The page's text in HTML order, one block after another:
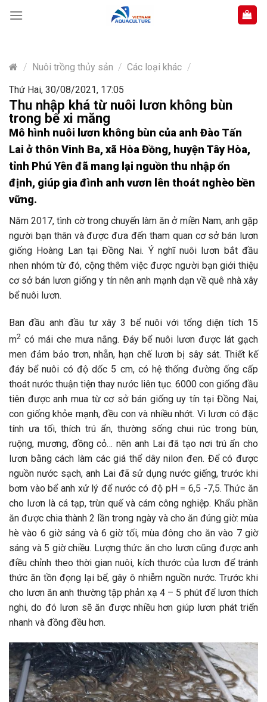
content
/ Nuôi trồng thủy sản / Các loại khác /
Thứ Hai, 30/08/2021, 17:05
Thu nhập khá từ nuôi lươn không bùn
trong bể xi măng
Mô hình nuôi lươn không bùn của anh Đào Tấn
Lai ở thôn Vinh Ba, xã Hòa Đồng, huyện Tây Hòa,
tỉnh Phú Yên đã mang lại nguồn thu nhập ổn
định, giúp gia đình anh vươn lên thoát nghèo bền
vững.
Năm 2017, tình cờ trong chuyến làm ăn ở miền Nam, anh gặp
người bạn thân và được đưa đến tham quan cơ sở bán lươn
giống Hoàng Lan tại Đồng Nai. Ý nghĩ nuôi lươn bắt đầu
nhen nhóm từ đó, cộng thêm việc được người bạn giới thiệu
cơ sở bán lươn giống y tín nên anh mạnh dạn về quê nhà xây
bể nuôi lươn.
Ban đầu anh đầu tư xây 3 bể nuôi với tổng diện tích 15
m2 có mái che mưa nắng. Đáy bể nuôi lươn được lát gạch
men đảm bảo trơn, nhẵn, hạn chế lươn bị sây sát. Thiết kế
đáy bể nuôi có độ dốc 5 cm, có hệ thống đường ống cấp
thoát nước thuận tiện thay nước liên tục. 6000 con giống đầu
tiên được anh mua từ cơ sở bán giống uy tín tại Đồng Nai,
con giống khỏe mạnh, đều con và nhiều nhớt. Vì lươn có đặc
tính ưa tối, thích trú ẩn, thường sống chui rúc trong bùn,
ruộng, mương, đồng cỏ… nên anh Lai đã tạo nơi trú ẩn cho
lươn bằng cách làm các giá thể dây nilon đen. Để có được
nguồn nước sạch, anh Lai đã sử dụng nước giếng, trước khi
bơm vào bể anh xử lý để nước có độ pH = 6,5 -7,5. Thức ăn
cho lươn là cá tạp, trùn quế và cám công nghiệp. Khẩu phần
ăn được chia thành 2 lần trong ngày và cho ăn đúng giờ: mùa
hè vào 6 giờ sáng và 6 giờ tối, mùa đông cho ăn vào 7 giờ
sáng và 5 giờ chiều. Lượng thức ăn cho lươn cũng được anh
điều chỉnh theo thời gian nuôi, kích thước của lươn để tránh
thức ăn tồn đọng lại bể, gây ô nhiễm nguồn nước. Trước khi
cho lươn ăn anh thường tập phản xạ 4 – 5 phút để lươn thích
nghi, do đó lươn sẽ ăn được nhiều hơn giúp lươn phát triển
nhanh và đồng đều hơn.